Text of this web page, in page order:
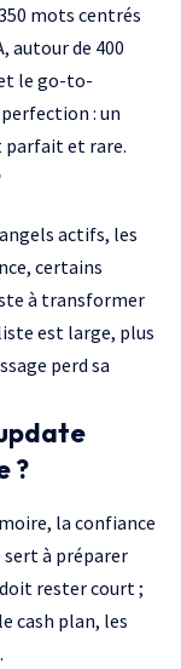
mots centrés
autour de 400
le go-to-
: un
parfait et rare.
actifs, les
certains
à transformer
est large, plus
perd sa
?
la confiance
sert à préparer
rester court ;
cash plan, les